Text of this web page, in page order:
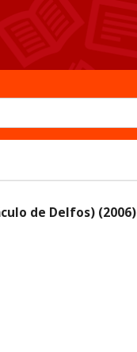
de Delfos) (2006)